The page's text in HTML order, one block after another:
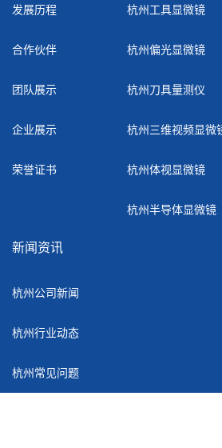
发展历程
合作伙伴
团队展示
企业展示
荣誉证书
杭州工具显微镜
杭州偏光显微镜
杭州刀具量测仪
杭州三维视频显微
杭州体视显微镜
杭州半导体显微镜
新闻资讯
杭州公司新闻
杭州行业动态
杭州常见问题